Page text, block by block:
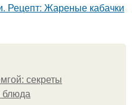
Рецепт: Жареные кабачки
секреты
блюда